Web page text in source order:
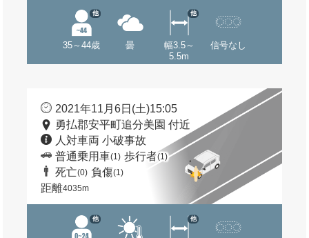
35～44歳
他
曇
幅3.5～
5.5m
他
信号なし
2021年11月6日(土)15:05
勇払郡安平町追分美園 付近
人対車両 小破事故
普通乗用車(1) 歩行者(1)
死亡(0) 負傷(1)
距離4035m
他 他